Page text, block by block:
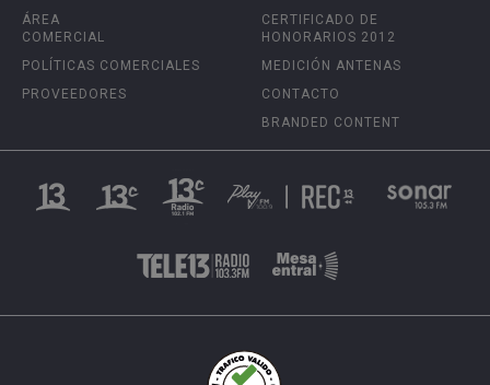
ÁREA
COMERCIAL
POLÍTICAS COMERCIALES
PROVEEDORES
CERTIFICADO DE
HONORARIOS 2012
MEDICIÓN ANTENAS
CONTACTO
BRANDED CONTENT